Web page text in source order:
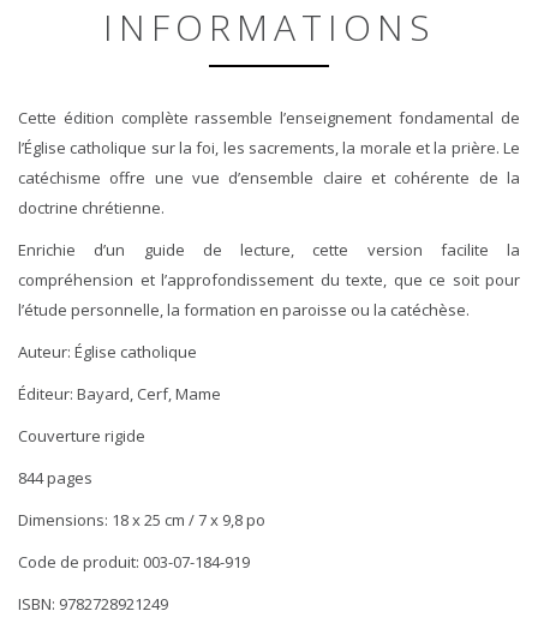
INFORMATIONS
Cette édition complète rassemble l’enseignement fondamental de
l’Église catholique sur la foi, les sacrements, la morale et la prière. Le
catéchisme offre une vue d’ensemble claire et cohérente de la
doctrine chrétienne.
Enrichie d’un guide de lecture, cette version facilite la
compréhension et l’approfondissement du texte, que ce soit pour
l’étude personnelle, la formation en paroisse ou la catéchèse.
Auteur: Église catholique
Éditeur: Bayard, Cerf, Mame
Couverture rigide
844 pages
Dimensions: 18 x 25 cm / 7 x 9,8 po
Code de produit: 003-07-184-919
ISBN: 9782728921249